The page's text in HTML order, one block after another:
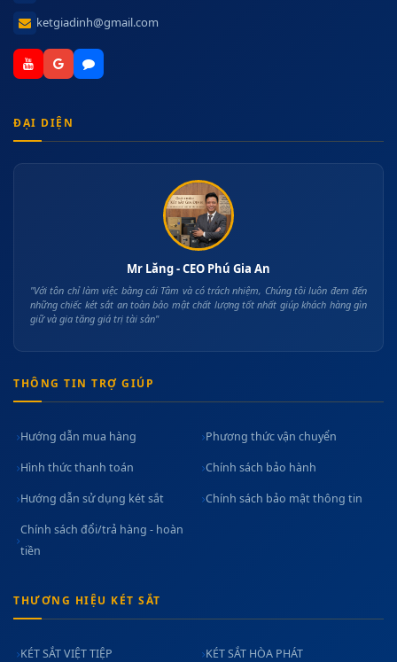
ketgiadinh@gmail.com
ĐẠI DIỆN
Mr Lăng - CEO Phú Gia An
"Với tôn chỉ làm việc bằng cái Tâm và có trách nhiệm, Chúng tôi luôn đem đến
những chiếc két sắt an toàn bảo mật chất lượng tốt nhất giúp khách hàng gìn
giữ và gia tăng giá trị tài sản"
THÔNG TIN TRỢ GIÚP
Hướng dẫn mua hàng Phương thức vận chuyển
Hình thức thanh toán Chính sách bảo hành
Hướng dẫn sử dụng két sắt Chính sách bảo mật thông tin
Chính sách đổi/trả hàng - hoàn
tiền
THƯƠNG HIỆU KÉT SẮT
KÉT SẮT VIỆT TIỆP KÉT SẮT HÒA PHÁT